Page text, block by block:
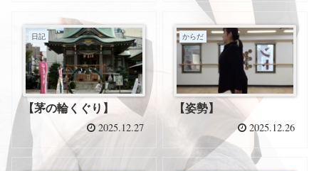
日記
【茅の輪くぐり】
2025.12.27
からだ
【姿勢】
2025.12.26